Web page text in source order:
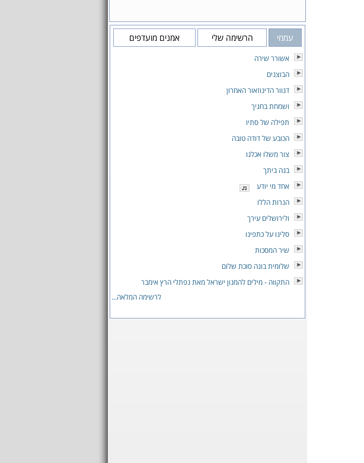
עממי הרשימה שלי אמנים מועדפים
אשורר שירה
הבוצנים
דנוור הדינוזאור האחרון
ושמחת בחגיך
תפילה של סתיו
הכובע של דודה טובה
צור משלו אכלנו
בנה ביתך
אחד מי יודע
הנרות הללו
ולירושלים עירך
סלינו על כתפינו
שיר המסכות
שלומית בונה סוכת שלום
התקווה - מילים להמנון ישראל מאת נפתלי הרץ אימבר
לרשימה המלאה...